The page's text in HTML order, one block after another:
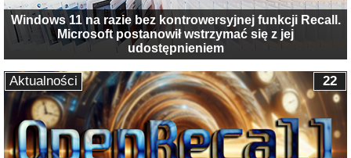
Windows 11 na razie bez kontrowersyjnej funkcji Recall.
Microsoft postanowił wstrzymać się z jej
udostępnieniem
22
Aktualności